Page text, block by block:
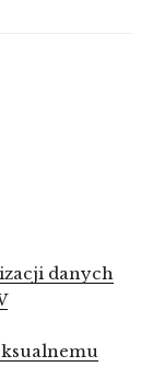
danych